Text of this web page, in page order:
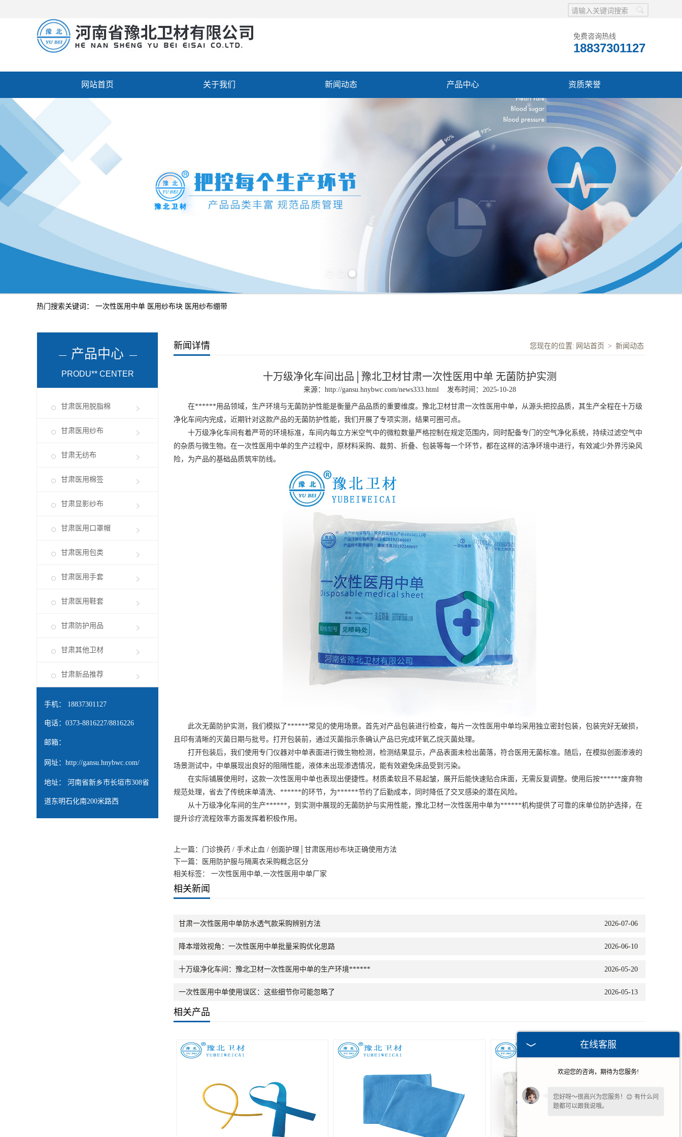
免费咨询热线
18837301127
网站首页 关于我们 新闻动态 产品中心 资质荣誉
厂房设备
热门搜索关键词： 一次性医用中单 医用纱布块 医用纱布绷带
产品中心
PRODU** CENTER
甘肃医用脱脂棉
甘肃医用纱布
甘肃无纺布
甘肃医用棉签
甘肃显影纱布
甘肃医用口罩帽
甘肃医用包类
甘肃医用手套
甘肃医用鞋套
甘肃防护用品
甘肃其他卫材
甘肃新品推荐
手机： 18837301127
电话：0373-8816227/8816226
邮箱：
网址： http://gansu.hnybwc.com/
地址： 河南省新乡市长垣市308省
道东明石化南200米路西
新闻详情 您现在的位置: 网站首页 > 新闻动态
十万级净化车间出品│豫北卫材甘肃一次性医用中单 无菌防护实测
来源： http://gansu.hnybwc.com/news333.html 发布时间：2025-10-28
在******用品领域，生产环境与无菌防护性能是衡量产品品质的重要维度。豫北卫材甘肃一次性医用中单，从源头把控品质，其生产全程在十万级
净化车间内完成，近期针对这款产品的无菌防护性能，我们开展了专项实测，结果可圈可点。
十万级净化车间有着严苛的环境标准，车间内每立方米空气中的微粒数量严格控制在规定范围内，同时配备专门的空气净化系统，持续过滤空气中
的杂质与微生物。在一次性医用中单的生产过程中，原材料采购、裁剪、折叠、包装等每一个环节，都在这样的洁净环境中进行，有效减少外界污染风
险，为产品的基础品质筑牢防线。
此次无菌防护实测，我们模拟了******常见的使用场景。首先对产品包装进行检查，每片一次性医用中单均采用独立密封包装，包装完好无破损，
且印有清晰的灭菌日期与批号。打开包装前，通过灭菌指示条确认产品已完成环氧乙烷灭菌处理。
打开包装后，我们使用专门仪器对中单表面进行微生物检测，检测结果显示，产品表面未检出菌落，符合医用无菌标准。随后，在模拟创面渗液的
场景测试中，中单展现出良好的阻隔性能，液体未出现渗透情况，能有效避免床品受到污染。
在实际铺展使用时，这款一次性医用中单也表现出便捷性。材质柔软且不易起皱，展开后能快速贴合床面，无需反复调整。使用后按******废弃物
规范处理，省去了传统床单清洗、******的环节，为******节约了后勤成本，同时降低了交叉感染的潜在风险。
从十万级净化车间的生产******，到实测中展现的无菌防护与实用性能，豫北卫材一次性医用中单为******机构提供了可靠的床单位防护选择，在
提升诊疗流程效率方面发挥着积极作用。
上一篇： 门诊换药 / 手术止血 / 创面护理│甘肃医用纱布块正确使用方法
下一篇：
医用防护服与隔离衣采购概念区分
相关标签： 一次性医用中单,一次性医用中单厂家
相关新闻
2026-07-06
甘肃一次性医用中单防水透气款采购辨别方法
2026-06-10
降本增效视角：一次性医用中单批量采购优化思路
2026-05-20
十万级净化车间：豫北卫材一次性医用中单的生产环境******
2026-05-13
一次性医用中单使用误区：这些细节你可能忽略了
相关产品
在线客服
欢迎您的咨询，期待为您服务!
您好呀～很高兴为您服务！😊 有什么问
题都可以跟我说哦。